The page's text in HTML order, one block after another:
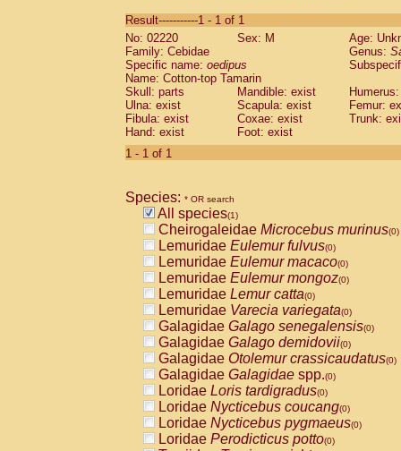
CebidaeSaguinus labiatus(0)
Cebidae Saguinus leucopus (0)
Cebidae
CebidaeSaguinus mystax
Cebidae Saguinus nigricollis (0)
Cebidae Saguinus oedipus
Cebidae Saguinus weddelli
Cebidae Saguinusspp.
Cebidae
CebidaeCebus capucinus
CebidaeCebus nigrivittatus
CebidaeCebus spp.(0)
CebidaeSaimiri boliviensis(0)
CebidaeSaimiri sciureus(0)
AtelidaeAlouatta caraya(0)
AtelidaeAlouatta fusca(0)
AtelidaeAlouatta seniculus(0)
AtelidaeAlouattaspp.(0)
AtelidaeAteles belzebuth(0)
AtelidaeAteles geoffroyi(0)
AtelidaeAteles paniscus(0)
AtelidaeAtelesspp.(0)
AtelidaeLagothrix lagothricha(0)
AtelidaeLagothrix lagothricha cana
PitheciidaeCacajao calvus
Result-----------1 - 1 of 1
No: 02220
Sex: M
Age:
Family: Cebidae
Genus:
Specific name: oedipus
Name: Cotton-top Tamarin
Skull: parts
Mandible: exist
Ulna: exist
Scapula: exist
Femur:
Fibula: exist
Coxae: exist
Trunk:
Hand: exist
Foot: exist
1 - 1 of 1
Species: * OR search
All species(1)
Cheirogaleidae Microcebus murinus(0)
Lemuridae Eulemur fulvus(0)
Lemuridae Eulemur macaco(0)
Lemuridae Eulemur mongoz(0)
Lemuridae Lemur catta(0)
Lemuridae Varecia variegata(0)
Galagidae Galago senegalensis(0)
Galagidae Galago demidovii(0)
Galagidae Otolemur crassicaudatus(0)
Galagidae Galagidae spp.(0)
Loridae Loris tardigradus(0)
Loridae Nycticebus coucang(0)
Loridae Nycticebus pygmaeus(0)
Loridae Perodicticus potto(0)